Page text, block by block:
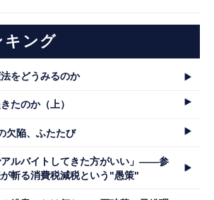
キング
をどうみるのか
たのか（上）
欠陥、ふたたび
アルバイトしてきた方がいい」――参
斬る消費税減税という"愚策"